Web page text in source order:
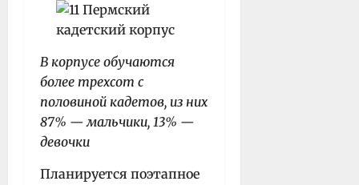
В корпусе обучаются
более трехсот с
половиной кадетов, из них
87% — мальчики, 13% —
девочки
Планируется поэтапное